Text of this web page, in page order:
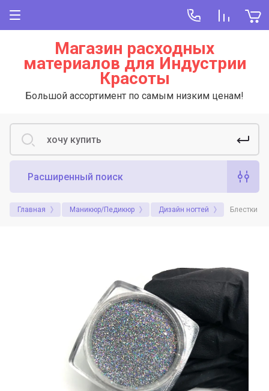
Магазин расходных
материалов для Индустрии
Красоты
Большой ассортимент по самым низким ценам!
Расширенный поиск
Главная Маникюр/Педикюр Дизайн ногтей Блестки